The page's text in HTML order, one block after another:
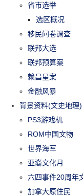
省市选举
选区概况
移民问卷调查
联邦大选
联邦预算案
赖昌星案
金融风暴
背景资料(文史地理)
PS3游戏机
ROM中国文物
世界海军
亚裔文化月
六四事件20周年
加拿大原住民